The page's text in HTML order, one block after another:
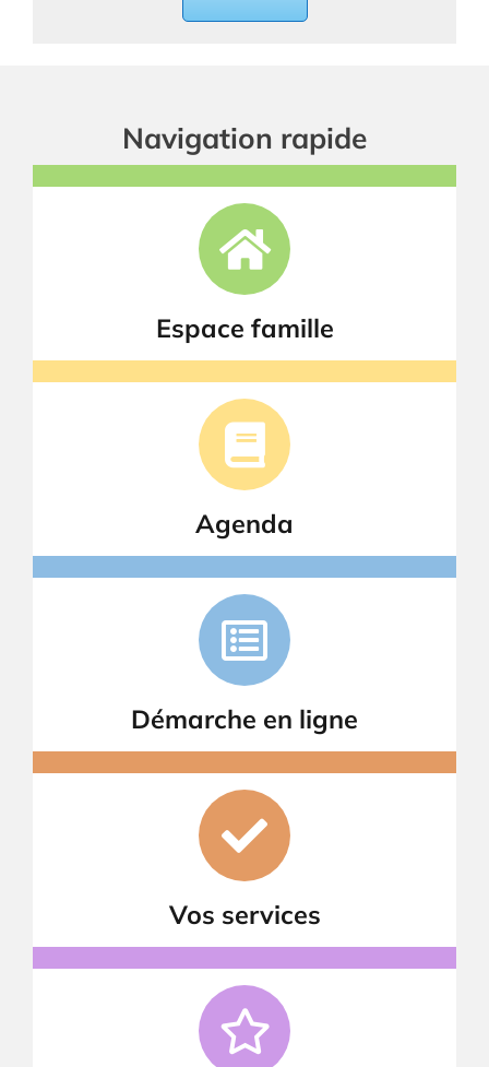
Navigation rapide
Espace famille
Agenda
Démarche en ligne
Vos services